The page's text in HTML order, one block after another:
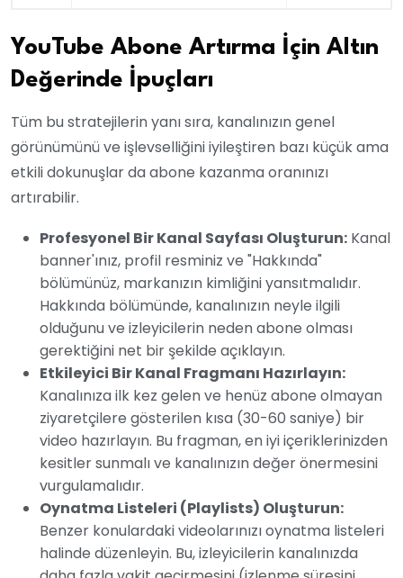
YouTube Abone Artırma İçin Altın
Değerinde İpuçları
Tüm bu stratejilerin yanı sıra, kanalınızın genel
görünümünü ve işlevselliğini iyileştiren bazı küçük ama
etkili dokunuşlar da abone kazanma oranınızı
artırabilir.
Profesyonel Bir Kanal Sayfası Oluşturun: Kanal
banner'ınız, profil resminiz ve "Hakkında"
bölümünüz, markanızın kimliğini yansıtmalıdır.
Hakkında bölümünde, kanalınızın neyle ilgili
olduğunu ve izleyicilerin neden abone olması
gerektiğini net bir şekilde açıklayın.
Etkileyici Bir Kanal Fragmanı Hazırlayın:
Kanalınıza ilk kez gelen ve henüz abone olmayan
ziyaretçilere gösterilen kısa (30-60 saniye) bir
video hazırlayın. Bu fragman, en iyi içeriklerinizden
kesitler sunmalı ve kanalınızın değer önermesini
vurgulamalıdır.
Oynatma Listeleri (Playlists) Oluşturun:
Benzer konulardaki videolarınızı oynatma listeleri
halinde düzenleyin. Bu, izleyicilerin kanalınızda